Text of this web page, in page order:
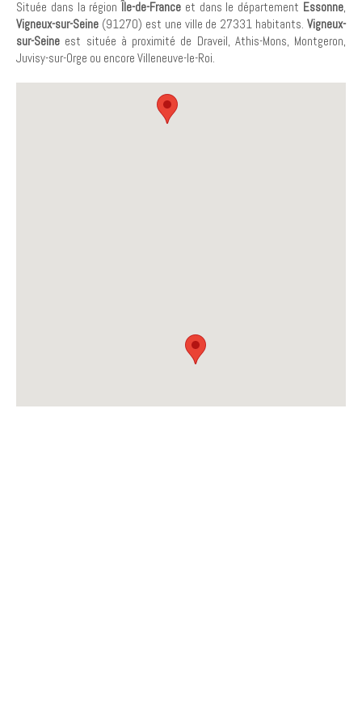
Située dans la régionÎle-de-France et dans le département Essonne,
Vigneux-sur-Seine (91270) est une ville de 27331 habitants. Vigneux-
sur-Seine est située à proximité de Draveil, Athis-Mons, Montgeron,
Juvisy-sur-Orge ou encore Villeneuve-le-Roi.